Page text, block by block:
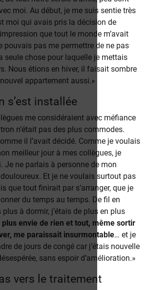
moi. Au début, je me suis sentie très
moi qui avais pris la décision de
que tout le monde m’avait
pouvais pas me permettre de ne pas
seule chose pour laquelle je mettais
Nous étions en hiver, il faisait sombre
appartement aussi.»
s’est installée
me considéraient avec méfiance
n’était pas des plus commodes.
il l’avait décidé. Comme je voulais
meilleur jour à mes collègues, je
Je ne parlais à personne de mon
Et je ne voulais surtout pas
que tout finirait par s’arranger, que je
du temps au temps. De fil en
plus à dormir, j’étais de plus en plus
plus envie de rien et tout, même sortir
me paraissait insurmontable… et je
de jours de congé car j’étais nouvelle
sans espoir d’amélioration.»
vers le traitement